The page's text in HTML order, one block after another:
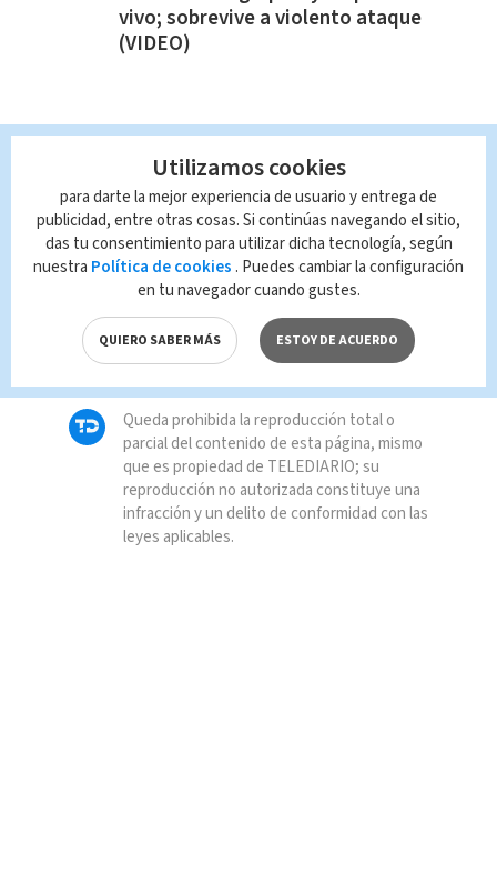
vivo; sobrevive a violento ataque
(VIDEO)
TAGS RELACIONADOS:
Limón Homicidios
Queda prohibida la reproducción total o
parcial del contenido de esta página, mismo
que es propiedad de TELEDIARIO; su
reproducción no autorizada constituye una
infracción y un delito de conformidad con las
leyes aplicables.
Utilizamos cookies
para darte la mejor experiencia de usuario y entrega de
publicidad, entre otras cosas. Si continúas navegando el sitio,
das tu consentimiento para utilizar dicha tecnología, según
nuestra Política de cookies . Puedes cambiar la configuración
en tu navegador cuando gustes.
QUIERO SABER MÁS ESTOY DE ACUERDO